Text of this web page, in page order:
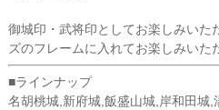
御城印・武将印としてお楽しみいた
ズのフレームに入れてお楽しみいた
■ラインナップ
名胡桃城,新府城,飯盛山城,岸和田城